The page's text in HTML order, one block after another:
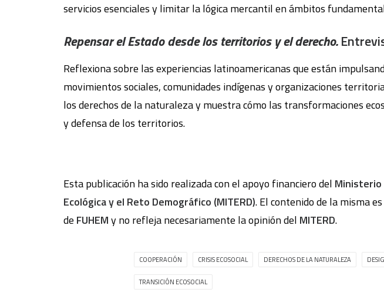
servicios esenciales y limitar la lógica mercantil en ámbitos
Repensar el Estado desde los territorios y el derecho.
Reflexiona sobre las experiencias latinoamericanas que están
movimientos sociales, comunidades indígenas y organizaciones
los derechos de la naturaleza y muestra cómo las transformaciones
y defensa de los territorios.
Esta publicación ha sido realizada con el apoyo financiero del Ministerio
Ecológica y el Reto Demográfico (MITERD). El contenido de la misma
de FUHEMy no refleja necesariamente la opinión del MITERD.
COOPERACIÓN CRISIS ECOSOCIAL DERECHOS DE LA NATURALEZA
TRANSICIÓN ECOSOCIAL